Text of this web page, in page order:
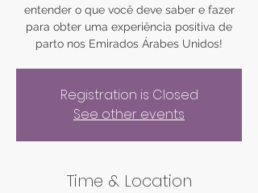
entender o que você deve saber e fazer
para obter uma experiência positiva de
Registration is Closed
See other events
Time & Location